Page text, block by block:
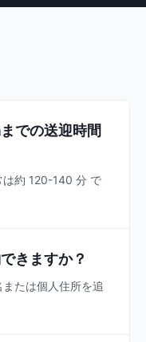
での送迎時間
は約 120-140 分 で
きますか？
たは個人住所を追